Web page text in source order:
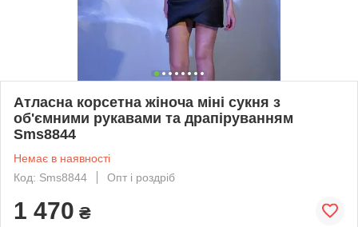
Атласна корсетна жіноча міні сукня з
об'ємними рукавами та драпіруванням
Sms8844
Немає в наявності
Код: Sms8844
Опт і роздріб
1 470 ₴